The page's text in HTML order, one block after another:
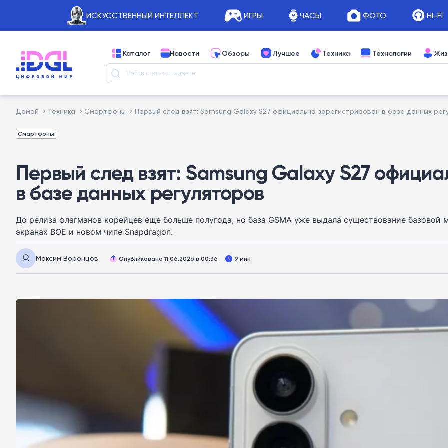
ИСКУССТВЕННЫЙ ИНТЕЛЛЕКТ ИГРЫ ЧАСЫ ФОТО HI-FI
Каталог Новости Обзоры Лучшее Техника Технологии
Домой Техника Смартфоны Первый след взят: Samsung Galaxy S27 официально зарегистрирован в базе данных
Смартфоны
Первый след взят: Samsung Galaxy S27
в базе данных регуляторов
До релиза флагманов корейцев еще больше полугода, но база GSMA уже выдала существование базовой
экранах BOE и новом чипе Snapdragon.
Максим Воронцов Опубликовано 11.06.2026 в 00:36 9 мин